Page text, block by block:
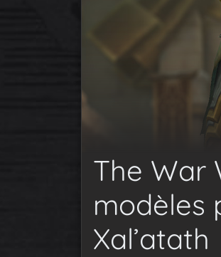
The War
modèles
Xal’atath